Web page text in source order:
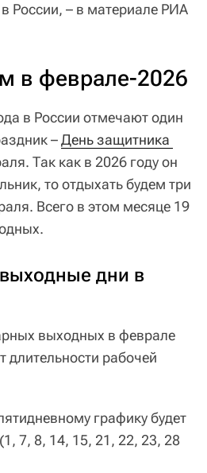
России, – в материале РИА
в феврале-2026
в России отмечают один
–День защитника
Так как в 2026 году он
то отдыхать будем три
Всего в этом месяце 19
дни в
выходных в феврале
длительности рабочей
графику будет
7, 8, 14, 15, 21, 22, 23, 28